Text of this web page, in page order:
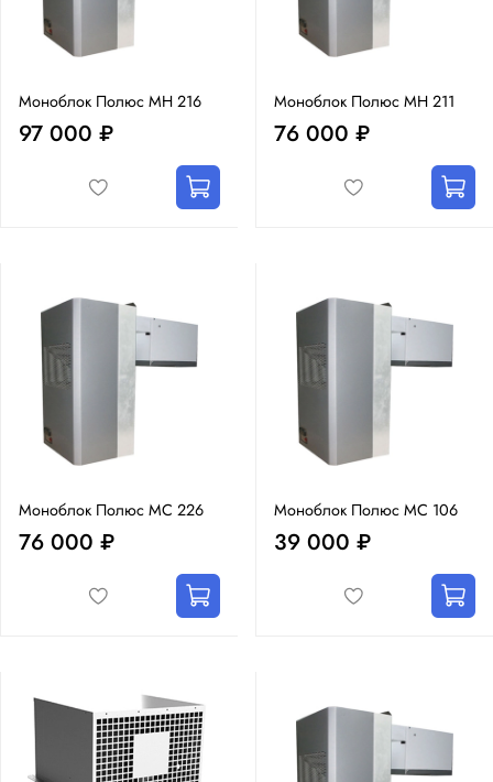
Моноблок Полюс MH 216
97 000 ₽
Моноблок Полюс MH 211
76 000 ₽
Моноблок Полюс MC 226
76 000 ₽
Моноблок Полюс MC 106
39 000 ₽